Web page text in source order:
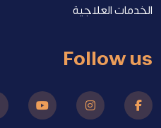
الخدمات العلاجية
Follow us